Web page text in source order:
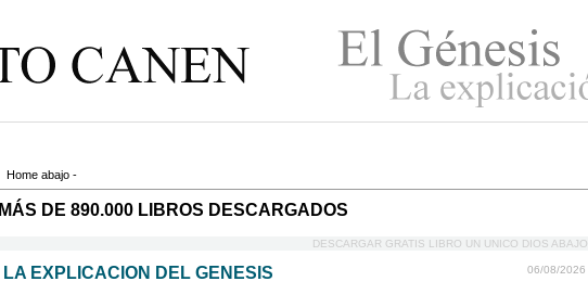
Home abajo -
MÁS DE 890.000 LIBROS DESCARGADOS
DESCARGAR GRATIS LIBRO UN UNICO DIOS ABAJO
LA EXPLICACION DEL GENESIS 06/08/2026